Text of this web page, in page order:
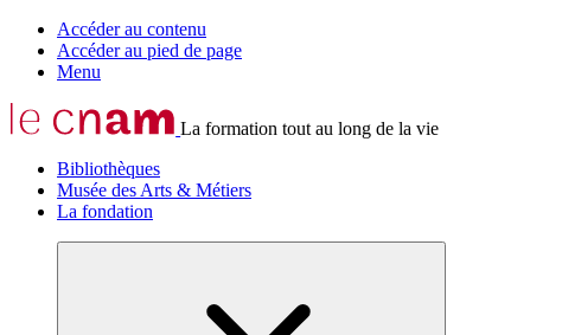
Accéder au contenu
Accéder au pied de page
Menu
La formation tout au long de la vie
Bibliothèques
Musée des Arts & Métiers
La fondation